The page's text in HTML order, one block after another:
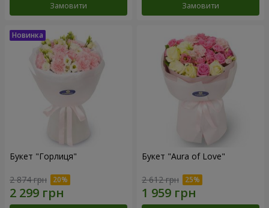
Замовити Замовити
Букет "Горлиця"
2 874 грн
Букет "Aura of Love"
2 612 грн